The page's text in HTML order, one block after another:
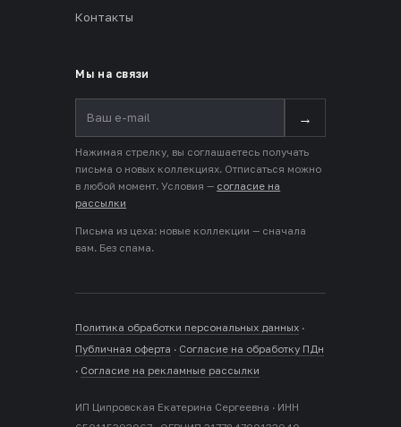
Контакты
Мы на связи
→
Нажимая стрелку, вы соглашаетесь получать
письма о новых коллекциях. Отписаться можно
в любой момент. Условия — согласие на
рассылки
Письма из цеха: новые коллекции — сначала
вам. Без спама.
Политика обработки персональных данных ·
Публичная оферта · Согласие на обработку ПДн
· Согласие на рекламные рассылки
ИП Ципровская Екатерина Сергеевна · ИНН